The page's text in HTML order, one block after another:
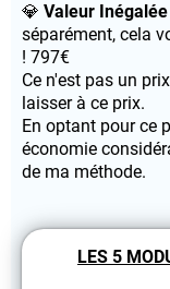
💎 Valeur Inégalée
séparément, cela
! 797€
Ce n'est pas un
laisser à ce prix.
En optant pour ce
économie
de ma méthode.
LES 5